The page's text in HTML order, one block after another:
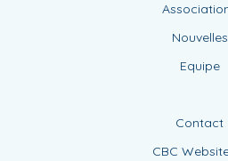
Nouvelles
Equipe
Contact
CBC